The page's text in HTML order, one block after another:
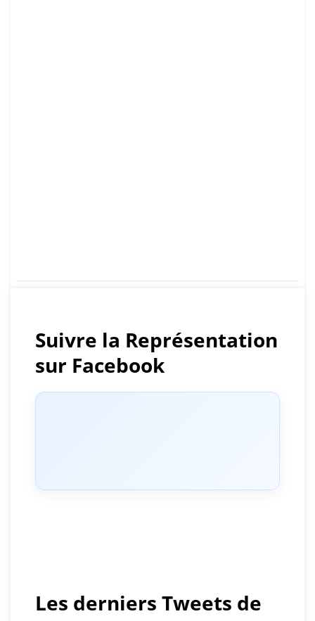
Suivre la Représentation
sur Facebook
Les derniers Tweets de